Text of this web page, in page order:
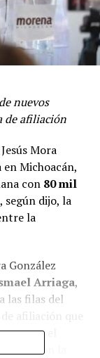
nuevos
de afiliación
Mora
Michoacán,
con 80 mil
dijo, la
la
González
Arriaga,
las filas del
afiliación que
con el
con la